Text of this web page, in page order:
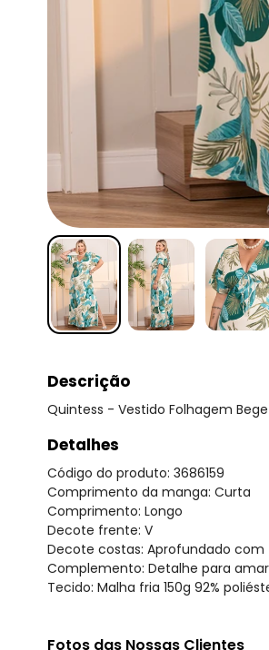
Descrição
Quintess - Vestido Folhagem
Detalhes
Código do produto: 3686159
Comprimento da manga: Curta
Comprimento: Longo
Decote frente: V
Decote costas: Aprofundado com
Complemento: Detalhe para
Tecido: Malha fria 150g 92%
Fotos das Nossas Clientes